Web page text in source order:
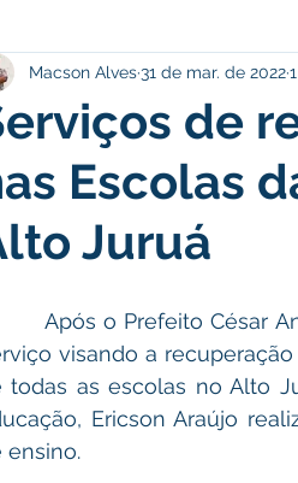
Meio Ambiente Assistência
e Governo Políticas Públicas
Leilão Eleições
de
Escolas
Juruá
Macson Alves31 de mar. de 2022
Após o Prefeito César
visando a
todas as escolas no Alto
Ericson Araújo
ensino.